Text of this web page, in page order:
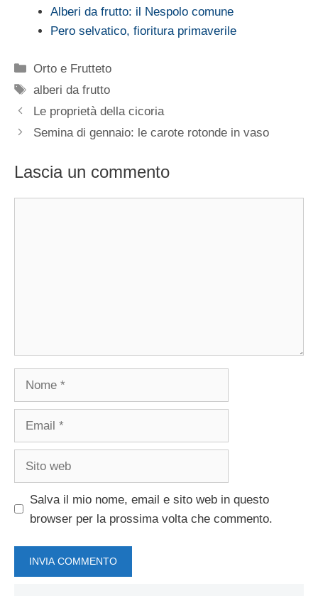
Alberi da frutto: il Nespolo comune
Pero selvatico, fioritura primaverile
Categorie
Orto e Frutteto
Tag
alberi da frutto
Le proprietà della cicoria
Semina di gennaio: le carote rotonde in vaso
Lascia un commento
Salva il mio nome, email e sito web in questo
browser per la prossima volta che commento.